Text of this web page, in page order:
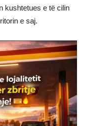
kushtetues e të cilin
e saj.